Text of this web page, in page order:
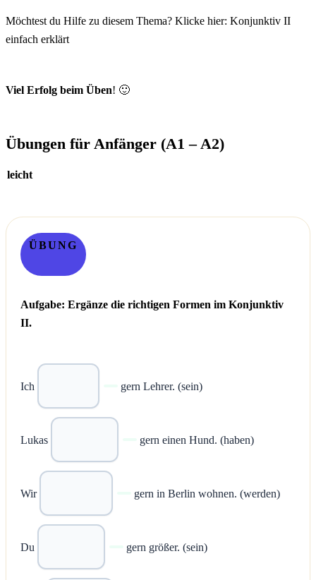
Möchtest du Hilfe zu diesem Thema? Klicke hier: Konjunktiv II
einfach erklärt
Viel Erfolg beim Üben! 🙂
Übungen für Anfänger (A1 – A2)
leicht
ÜBUNG
Aufgabe: Ergänze die richtigen Formen im Konjunktiv
II.
Ich gern Lehrer. (sein)
Lukas gern einen Hund. (haben)
Wir gern in Berlin wohnen. (werden)
Du gern größer. (sein)